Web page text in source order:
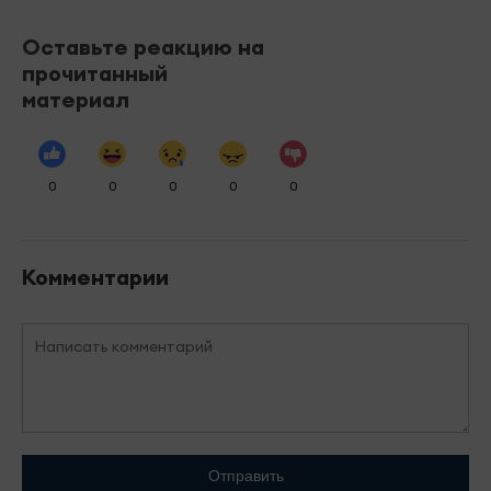
Оставьте реакцию на
прочитанный
материал
0 0 0 0 0
Комментарии
Отправить